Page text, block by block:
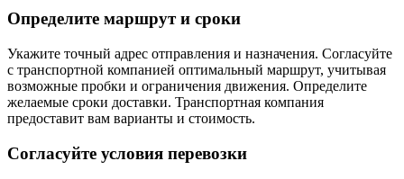
Определите маршрут и сроки
Укажите точный адрес отправления и назначения. Согласуйте
с транспортной компанией оптимальный маршрут, учитывая
возможные пробки и ограничения движения. Определите
желаемые сроки доставки. Транспортная компания
предоставит вам варианты и стоимость.
Согласуйте условия перевозки